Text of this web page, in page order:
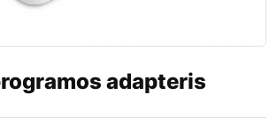
adapteris